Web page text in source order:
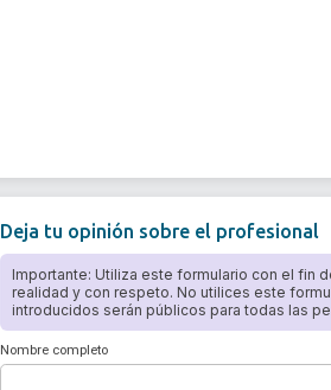
Deja tu opinión sobre el profesional
Importante: Utiliza este formulario con el fin
realidad y con respeto. No utilices este
introducidos serán públicos para todas las
Nombre completo